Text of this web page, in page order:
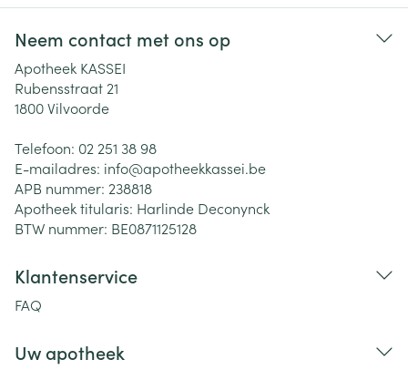
Neem contact met ons op
Apotheek KASSEI
Rubensstraat 21
1800Vilvoorde
Telefoon: 02 251 38 98
E-mailadres: info@apotheekkassei.be
APB nummer: 238818
Apotheek titularis: Harlinde Deconynck
BTW nummer: BE0871125128
Klantenservice
FAQ
Uw apotheek